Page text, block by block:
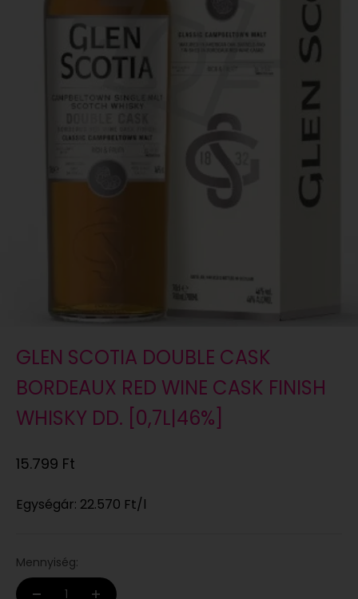
GLEN SCOTIA DOUBLE CASK
BORDEAUX RED WINE CASK FINISH
WHISKY DD. [0,7L|46%]
Eladási ár
15.799 Ft
Egységár: 22.570 Ft/l
Mennyiség: